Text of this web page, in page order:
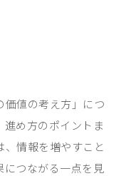
価値の考え方」につ
め方のポイントま
情報を増やすこと
につながる一点を見